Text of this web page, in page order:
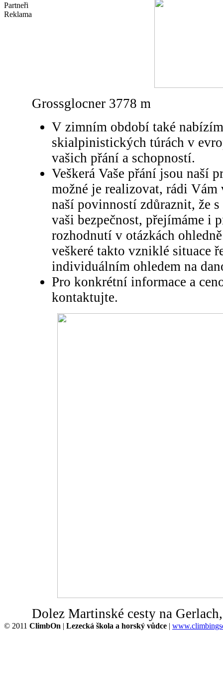
Partneři
Reklama
Grossglocner 3778 m
V zimním období také
skialpinistických túrách v
vašich přání a schopností.
Veškerá Vaše přání jsou naší
možné je realizovat, rádi
naší povinností zdůraznit, že
vaši bezpečnost, přejímáme i
rozhodnutí v otázkách
veškeré takto vzniklé situace
individuálním ohledem na
Pro konkrétní informace a
kontaktujte.
Dolez Martinské cesty na
© 2011 ClimbOn | Lezecká škola a horský vůdce |